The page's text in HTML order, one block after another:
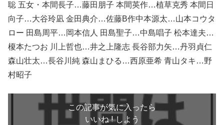
聡 五女・本間長子…藤田朋子 本間英作…植草克秀 本間日
向子…大谷玲凪 金田典介…佐藤B作中本源太…山本コウタ
ロー 田島周平…岡本信人 田島聖子…中島唱子 松本達夫…
榎本たつお 川上哲也…井之上隆志 長谷部力矢…丹羽貞仁
森山壮太…長谷川純 森山まひる…西原亜希 青山タキ…野
村昭子
この記事が気に入ったら
いいね ! しよう